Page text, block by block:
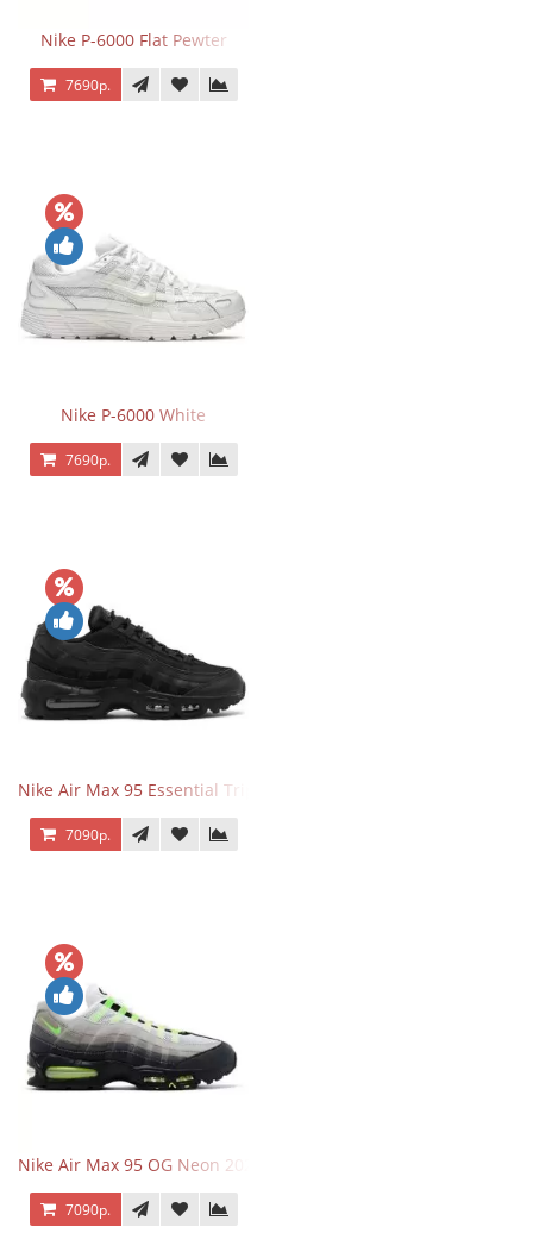
Nike P-6000 Flat Pewter
7690р.
Nike P-6000 White
7690р.
Nike Air Max 95 Essential Triple Black
7090р.
Nike Air Max 95 OG Neon 2025
7090р.